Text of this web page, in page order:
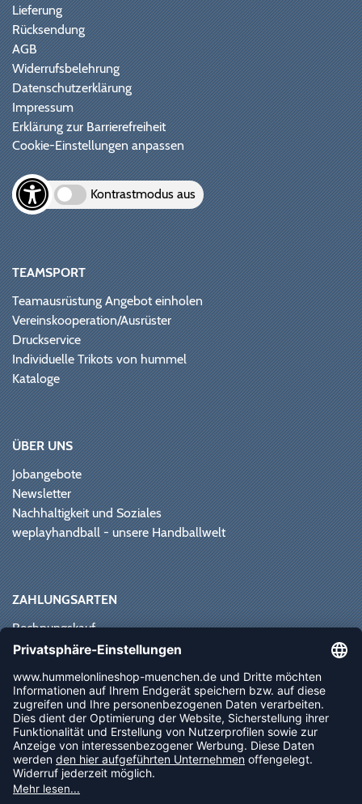
Lieferung
Rücksendung
AGB
Widerrufsbelehrung
Datenschutzerklärung
Impressum
Erklärung zur Barrierefreiheit
Cookie-Einstellungen anpassen
Kontrastmodus aus
TEAMSPORT
Teamausrüstung Angebot einholen
Vereinskooperation/Ausrüster
Druckservice
Individuelle Trikots von hummel
Kataloge
ÜBER UNS
Jobangebote
Newsletter
Nachhaltigkeit und Soziales
weplayhandball - unsere Handballwelt
ZAHLUNGSARTEN
Rechnungskauf
Paypal
Vorkasse
Sofortüberweisung
NEWSLETTER